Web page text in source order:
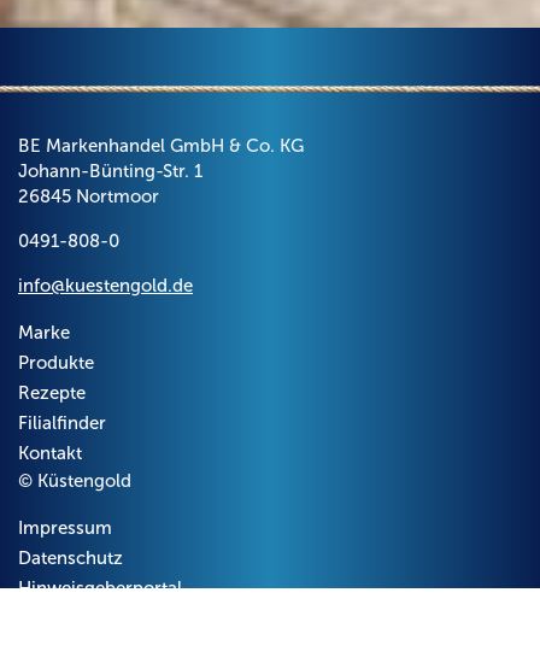
BE Markenhandel GmbH & Co. KG
Johann-Bünting-Str. 1
26845 Nortmoor
0491-808-0
info@kuestengold.de
Marke
Produkte
Rezepte
Filialfinder
Kontakt
© Küstengold
Impressum
Datenschutz
Hinweisgeberportal